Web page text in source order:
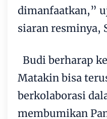
dimanfaatkan,”
siaran resminya,
Budi berharap
Matakin bisa
berkolaborasi
membumikan